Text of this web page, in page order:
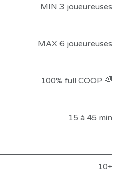
MIN 3 joueureuses
MAX 6 joueureuses
100% full COOP 🌈
15 à 45 min
10+